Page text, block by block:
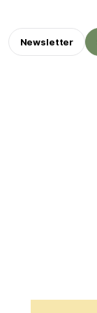
Newsletter